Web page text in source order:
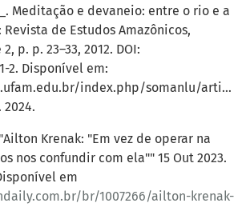
Meditação e devaneio: entre o rio e a
de Estudos Amazônicos,
p. p. 23–33, 2012. DOI:
2. Disponível em:
index.php/somanlu/
2024.
Krenak: "Em vez de operar na
nos confundir com ela"" 15 Out 2023.
em
br/1007266/ailton-krenak-